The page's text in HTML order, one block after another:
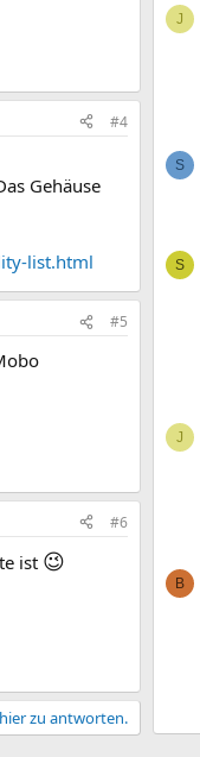
#4
Gehäuse
list.html
#5
#6
ist 😉
zu antworten.
J
S
S
J
B